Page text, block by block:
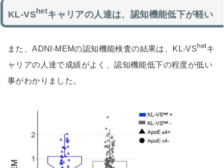
KL-VShetキャリアの人達は、認知機能低下が軽い
また、ADNI-MEMの認知機能検査の結果は、KL-VS hetキ
ャリアの人達で成績がよく、認知機能低下の程度が低い
事がわかりました。